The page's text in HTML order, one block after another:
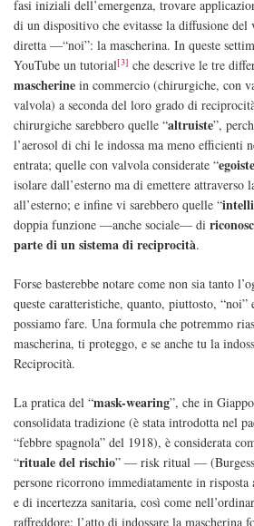
fasi iniziali dell’emergenza, trovare
di un dispositivo che evitasse la diffusione
diretta —“noi”: la mascherina. In queste
YouTube un tutorial[3] che descrive le tre
mascherine in commercio (chirurgiche, con
valvola) a seconda del loro grado di
chirurgiche sarebbero quelle “altruiste”,
l’aerosol di chi le indossa ma meno efficienti
entrata; quelle con valvola considerate “egoiste
isolare dall’esterno ma di emettere attraverso
all’esterno; e infine vi sarebbero quelle “
doppia funzione —anche sociale— di
parte di un sistema di reciprocità.
Forse basterebbe notare come non sia tanto
queste caratteristiche, quanto, piuttosto, “noi”
possiamo fare. Una formula che potremmo
mascherina, ti proteggo, e se anche tu la
Reciprocità.
La pratica del “mask-wearing”, che in
consolidata tradizione (è stata introdotta nel
“febbre spagnola” del 1918), è considerata
“rituale del rischio” — risk ritual —
persone ricorrono immediatamente in
e di incertezza sanitaria, così come
raffreddore: l’atto di indossare la mascherina